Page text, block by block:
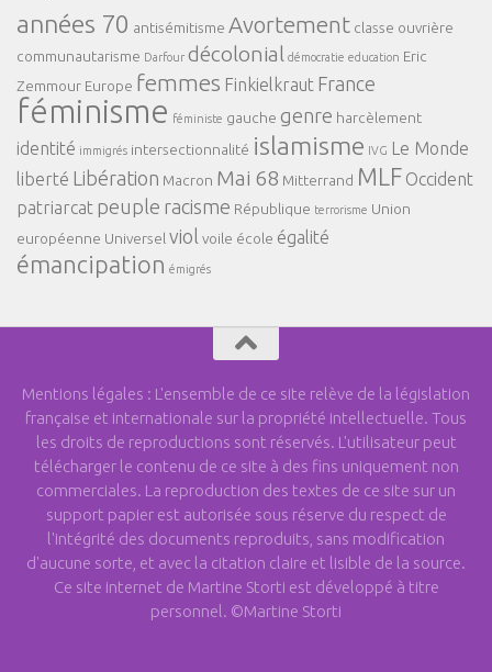
années 70 antisémitisme Avortement classe ouvrière
communautarisme Darfour décolonial démocratie education Eric
Zemmour Europe femmes Finkielkraut France
féminisme féministe gauche genre harcèlement
identité immigrés intersectionnalité islamisme IVG Le Monde
liberté Libération Macron Mai 68 Mitterrand MLF Occident
patriarcat peuple racisme République terrorisme Union
européenne Universel viol voile école égalité
émancipation émigrés
Mentions légales : L'ensemble de ce site relève de la législation
française et internationale sur la propriété intellectuelle. Tous
les droits de reproductions sont réservés. L'utilisateur peut
télécharger le contenu de ce site à des fins uniquement non
commerciales. La reproduction des textes de ce site sur un
support papier est autorisée sous réserve du respect de
l'intégrité des documents reproduits, sans modification
d'aucune sorte, et avec la citation claire et lisible de la source.
Ce site internet de Martine Storti est développé à titre
personnel. ©Martine Storti